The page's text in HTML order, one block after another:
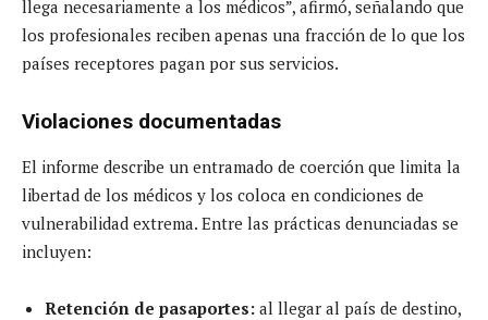
llega necesariamente a los médicos”, afirmó, señalando que
los profesionales reciben apenas una fracción de lo que los
países receptores pagan por sus servicios.
Violaciones documentadas
El informe describe un entramado de coerción que limita la
libertad de los médicos y los coloca en condiciones de
vulnerabilidad extrema. Entre las prácticas denunciadas se
incluyen:
Retención de pasaportes: al llegar al país de destino,